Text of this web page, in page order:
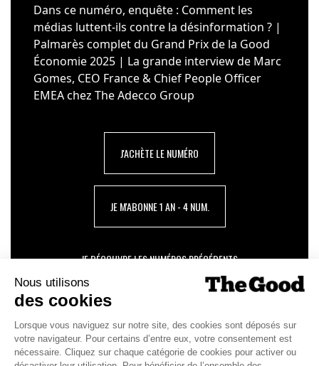
Dans ce numéro, enquête : Comment les
médias luttent-ils contre la désinformation ? |
Palmarès complet du Grand Prix de la Good
Économie 2025 | La grande interview de Marc
Gomes, CEO France & Chief People Officer
EMEA chez The Adecco Group
J'ACHÈTE LE NUMÉRO
JE M'ABONNE 1 AN - 4 NUM.
JE DÉCOUVRE LES NUMÉROS PRÉCÉDENTS
Je suis déjà abonné(e) :
version digitale